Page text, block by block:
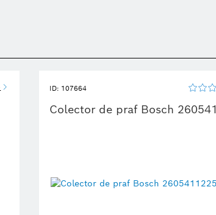
ID: 107664
Colector de praf Bosch